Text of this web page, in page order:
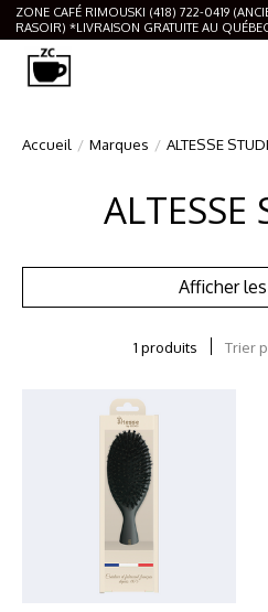
ZONE CAFÉ RIMOUSKI (418) 722-0419
RASOIR) *LIVRAISON GRATUITE AU
Accueil / Marques / ALTESSE
ALTESSE
Afficher
1 produits Trier